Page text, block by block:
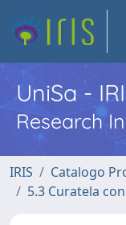
UniSa -
Research
IRIS Catalogo
5.3 Curatela con